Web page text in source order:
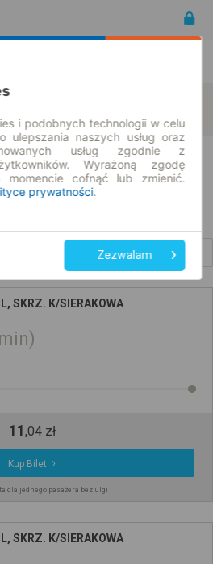
SKRZ. K/SIERAKOWA
11,04 zł
Kup Bilet
dla jednego pasażera bez ulgi
SKRZ. K/SIERAKOWA
i podobnych technologii w celu
ulepszania naszych usług oraz
usług zgodnie z
Wyrażoną zgodę
momencie cofnąć lub zmienić.
prywatności.
Zezwalam